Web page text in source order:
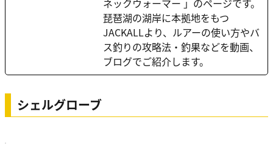
ネックウォーマー 」のページです。
琵琶湖の湖岸に本拠地をもつ
JACKALLより、ルアーの使い方やバ
ス釣りの攻略法・釣果などを動画、
ブログでご紹介します。
シェルグローブ